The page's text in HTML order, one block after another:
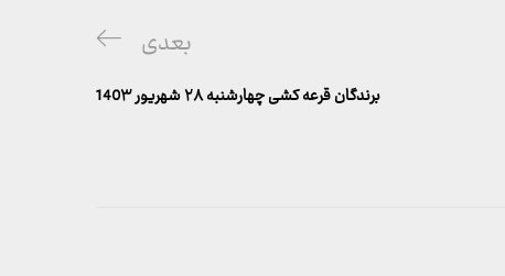
پست
بعدی
بعدی
برندگان قرعه کشی چهارشنبه ۲۸ شهریور 140۳